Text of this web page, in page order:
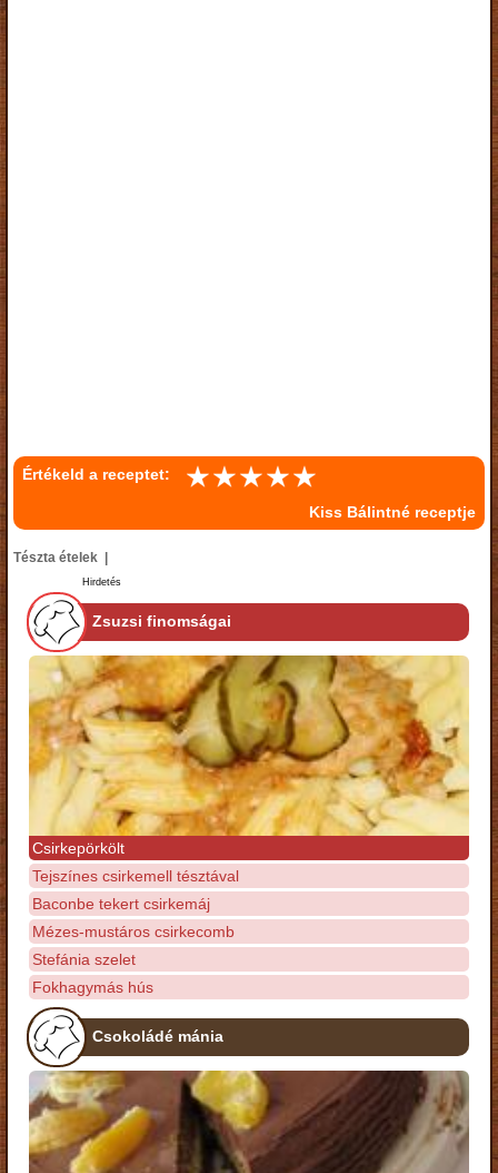
Értékeld a receptet:
Kiss Bálintné receptje
Tészta ételek |
Hirdetés
Zsuzsi finomságai
Csirkepörkölt
Tejszínes csirkemell tésztával
Baconbe tekert csirkemáj
Mézes-mustáros csirkecomb
Stefánia szelet
Fokhagymás hús
Csokoládé mánia